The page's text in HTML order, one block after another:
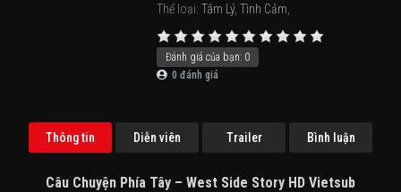
Thể loại: Tâm Lý, Tình Cảm
Đánh giá của bạn: 0
0 đánh giá
Thông tin Diễn viên Trailer Bình luận
Câu Chuyện Phía Tây – West Side Story HD Vietsub